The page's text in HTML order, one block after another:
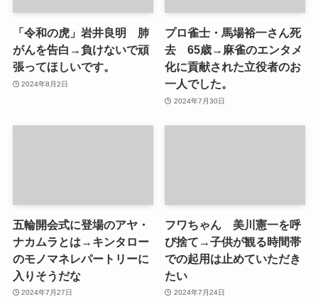
「令和の虎」岩井良明 肺
がんを告白→負けないで頑
張ってほしいです。
2024年8月2日
プロ雀士・馬場裕一さん死
去 65歳→麻雀のエンタメ
化に貢献された立役者のお
一人でした。
2024年7月30日
五輪開会式に登場のアヤ・
ナカムラとは→キンタロー
のモノマネレパートリーに
入りそうだな
2024年7月27日
フワちゃん 美川憲一を呼
び捨て→子供が観る時間帯
での起用は止めていただき
たい
2024年7月24日